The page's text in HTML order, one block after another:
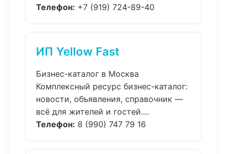
Телефон: +7 (919) 724-89-40
ИП Yellow Fast
Бизнес-каталог в Москва
Комплексный ресурс бизнес-каталог:
новости, объявления, справочник —
всё для жителей и гостей....
Телефон: 8 (990) 747 79 16